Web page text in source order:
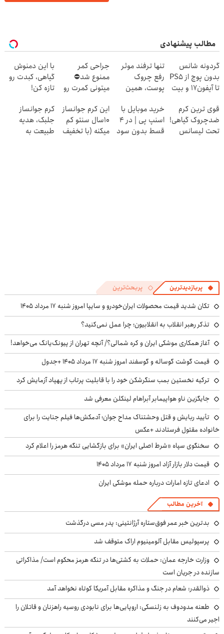
مطالب پیشنهادی
گردونه شانس
بدون پوچ از PS5
تا آیفون17 و بیت
تنها ترفند موثر
رفع چروک
پوست، همین
(45% تخفیف)
جراحی کمر
ممنوع شد⛔
میتونی کمرت رو
کنی! 👈🏻
پرسش‌نامه
با این دمنوش
گیاهی، کبدت رو
تازه کن!
قوی ترین کرم
ضدچروک گیاهی!
تحت لیسانس
خرید موبایل با
اسنپ پی | در ۴
قسط بدون سود
این کرم جوانساز
10سال سنتو کم
میکنه (با تخفیف
کرم جوانساز
جلبک، هدیه
طبیعت به
پربازدیدترین پربحث‌ترین
تکان شدید قیمت محصولات ایران‌خودرو و سایپا امروز شنبه ۱۷ مرداد ۱۴۰۵
تذکر رهبر انقلاب به انقلابیون؛ چرا عمل نمی‌کنید؟
آغاز همکاری موشکی ایران و کره شمالی؟/ آنچه تهران از پیونگ‌یانگ می‌خواهد!
قیمت گوشت گوساله و گوسفند امروز شنبه ۱۷ مرداد ۱۴۰۵ +جدول
ترکیه نخستین بمب سنگرشکن خود را با قابلیت پرتاب از پهپاد آزمایش کرد
جایگزین ناو هواپیمابر آبراهام لینکلن معرفی شد
تأیید ربایش و قتل وحشتناک مداح جوان؛ آدمکش‌ها فیلم جنایت را برای
خانواده مقتول فرستادند +عکس
سخنگوی سپاه «شرط اصلی ایران» برای بازگشایی تنگه هرمز را اعلام کرد
قیمت دلار بازار آزاد امروز شنبه ۱۷ مرداد ۱۴۰۵
ادعای تازه امارات درباره حمله موشکی ایران
آخرین مطالب
بدترین خبر عمر فوق‌ستاره آرژانتینی: پدر مسی درگذشت
پرسپولیس مقابل آلومینیوم اراک متوقف شد
وزارت خارجه عمان: حملات به کشتی‌ها در تنگه هرمز محکوم است/ مذاکراتی
سازنده در جریان است
ذوالقدر: شعام در جنگ و مذاکره مقابل آمریکا کوتاه نخواهد آمد
طعنه مدودوف به زلنسکی: اروپایی‌ها برای نابودی روسیه راهزنان و قاتلان را
اجیر می‌کنند